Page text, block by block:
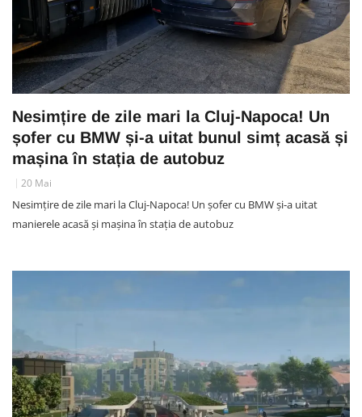
Nesimțire de zile mari la Cluj-Napoca! Un
șofer cu BMW și-a uitat bunul simț acasă și
mașina în stația de autobuz
20 Mai
Nesimțire de zile mari la Cluj-Napoca! Un șofer cu BMW și-a uitat
manierele acasă și mașina în stația de autobuz